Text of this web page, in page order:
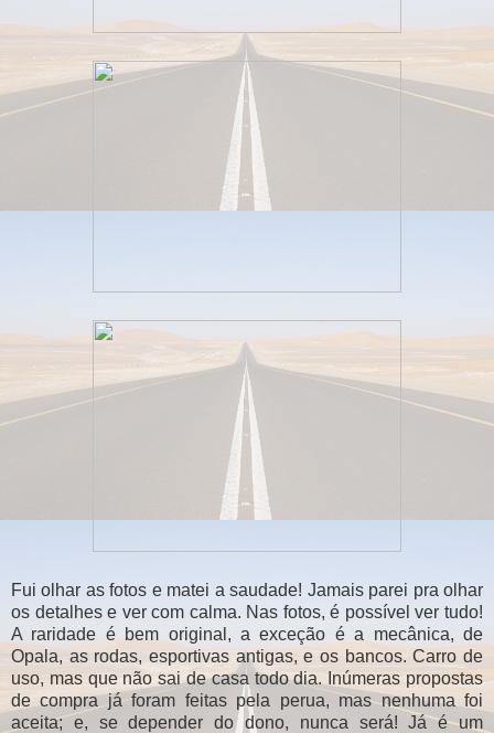
Fui olhar as fotos e matei a saudade! Jamais parei pra olhar
os detalhes e ver com calma. Nas fotos, é possível ver tudo!
A raridade é bem original, a exceção é a mecânica, de
Opala, as rodas, esportivas antigas, e os bancos. Carro de
uso, mas que não sai de casa todo dia. Inúmeras propostas
de compra já foram feitas pela perua, mas nenhuma foi
aceita; e, se depender do dono, nunca será! Já é um